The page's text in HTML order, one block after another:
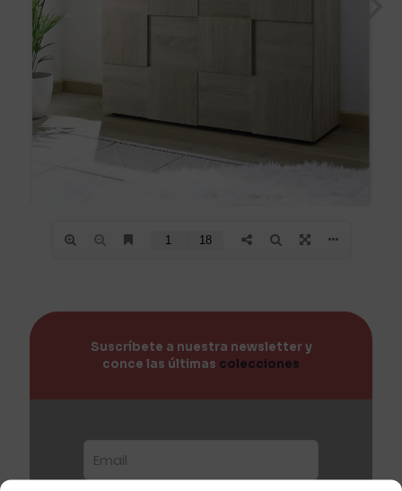
Suscríbete a nuestra newsletter y
conce las últimas colecciones